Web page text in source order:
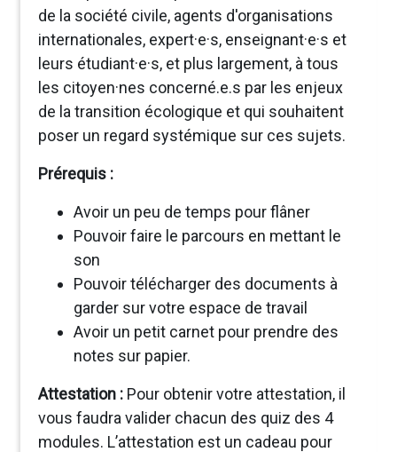
de la société civile, agents d'organisations
internationales, expert·e·s, enseignant·e·s et
leurs étudiant·e·s, et plus largement, à tous
les citoyen·nes concerné.e.s par les enjeux
de la transition écologique et qui souhaitent
poser un regard systémique sur ces sujets.
Prérequis :
Avoir un peu de temps pour flâner
Pouvoir faire le parcours en mettant le
son
Pouvoir télécharger des documents à
garder sur votre espace de travail
Avoir un petit carnet pour prendre des
notes sur papier.
Attestation : Pour obtenir votre attestation, il
vous faudra valider chacun des quiz des 4
modules. L’attestation est un cadeau pour